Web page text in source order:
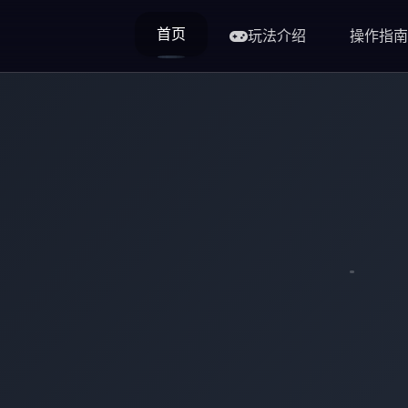
首页 玩法介绍 操作指南